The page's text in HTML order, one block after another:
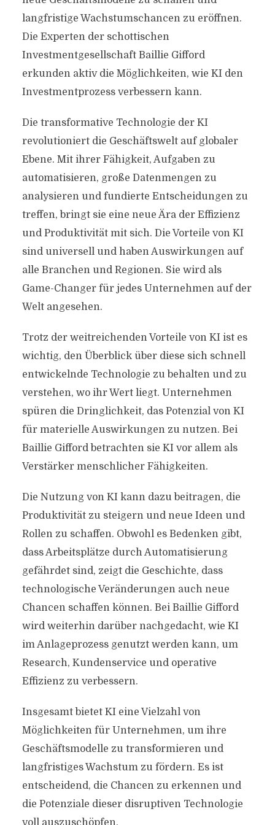
langfristige Wachstumschancen zu eröffnen.
Die Experten der schottischen
Investmentgesellschaft Baillie Gifford
erkunden aktiv die Möglichkeiten, wie KI den
Investmentprozess verbessern kann.
Die transformative Technologie der KI
revolutioniert die Geschäftswelt auf globaler
Ebene. Mit ihrer Fähigkeit, Aufgaben zu
automatisieren, große Datenmengen zu
analysieren und fundierte Entscheidungen zu
treffen, bringt sie eine neue Ära der Effizienz
und Produktivität mit sich. Die Vorteile von KI
sind universell und haben Auswirkungen auf
alle Branchen und Regionen. Sie wird als
Game-Changer für jedes Unternehmen auf der
Welt angesehen.
Trotz der weitreichenden Vorteile von KI ist es
wichtig, den Überblick über diese sich schnell
entwickelnde Technologie zu behalten und zu
verstehen, wo ihr Wert liegt. Unternehmen
spüren die Dringlichkeit, das Potenzial von KI
für materielle Auswirkungen zu nutzen. Bei
Baillie Gifford betrachten sie KI vor allem als
Verstärker menschlicher Fähigkeiten.
Die Nutzung von KI kann dazu beitragen, die
Produktivität zu steigern und neue Ideen und
Rollen zu schaffen. Obwohl es Bedenken gibt,
dass Arbeitsplätze durch Automatisierung
gefährdet sind, zeigt die Geschichte, dass
technologische Veränderungen auch neue
Chancen schaffen können. Bei Baillie Gifford
wird weiterhin darüber nachgedacht, wie KI
im Anlageprozess genutzt werden kann, um
Research, Kundenservice und operative
Effizienz zu verbessern.
Insgesamt bietet KI eine Vielzahl von
Möglichkeiten für Unternehmen, um ihre
Geschäftsmodelle zu transformieren und
langfristiges Wachstum zu fördern. Es ist
entscheidend, die Chancen zu erkennen und
die Potenziale dieser disruptiven Technologie
voll auszuschöpfen.